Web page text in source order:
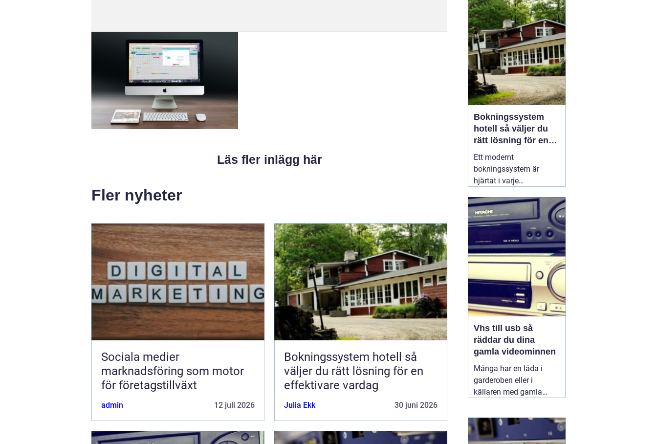
Läs fler inlägg här
Fler nyheter
Sociala medier
marknadsföring som motor
för företagstillväxt
admin 12 juli 2026
Bokningssystem hotell så
väljer du rätt lösning för en
effektivare vardag
Julia Ekk 30 juni 2026
med innehåll,
annonsering och
uppföljning kan företag
s...
Bokningssystem
hotell så väljer du
rätt lösning för en
effektivare vardag
Ett modernt
bokningssystem är
hjärtat i varje
gäster förväntar sig
snabb onlinebokning,
smidig incheckning och
tydlig kommunikation,
räcker det inte längre
med excelark eller
manuella listor. Ett
genomtänkt30 juni
2026
Vhs till usb så
räddar du dina
gamla videominnen
Många har en låda i
garderoben eller i
källaren med gamla
första steg,
skolavslutningar och
födelsedagar. Spelaren